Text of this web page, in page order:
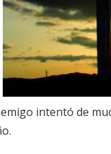
intentó de